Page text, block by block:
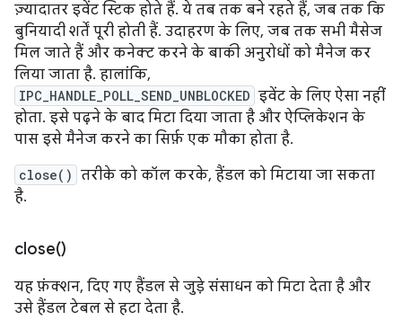
ज़्यादातर इवेंट स्टिक होते हैं. ये तब तक बने रहते हैं, जब तक कि
बुनियादी शर्तें पूरी होती हैं. उदाहरण के लिए, जब तक सभी मैसेज
मिल जाते हैं और कनेक्ट करने के बाकी अनुरोधों को मैनेज कर
लिया जाता है. हालांकि,
IPC_HANDLE_POLL_SEND_UNBLOCKED इवेंट के लिए ऐसा नहीं
होता. इसे पढ़ने के बाद मिटा दिया जाता है और ऐप्लिकेशन के
पास इसे मैनेज करने का सिर्फ़ एक मौका होता है.
close() तरीके को कॉल करके, हैंडल को मिटाया जा सकता
है.
close()
यह फ़ंक्शन, दिए गए हैंडल से जुड़े संसाधन को मिटा देता है और
उसे हैंडल टेबल से हटा देता है.